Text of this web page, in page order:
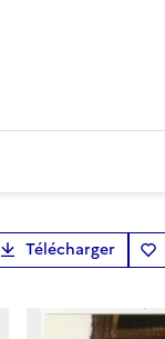
Télécharger